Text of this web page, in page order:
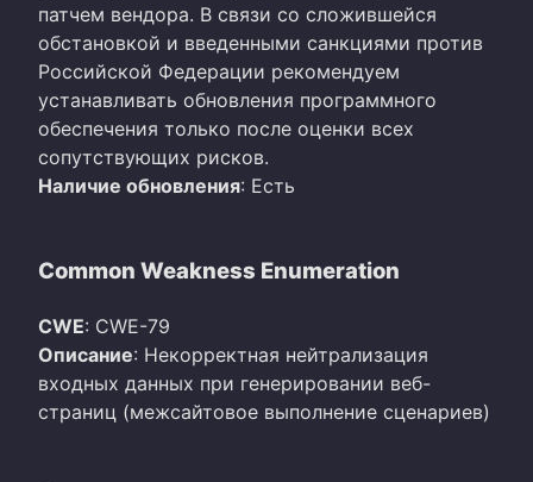
патчем вендора. В связи со сложившейся
обстановкой и введенными санкциями против
Российской Федерации рекомендуем
устанавливать обновления программного
обеспечения только после оценки всех
сопутствующих рисков.
Наличие обновления: Есть
Common Weakness Enumeration
CWE: CWE-79
Описание: Некорректная нейтрализация
входных данных при генерировании веб-
страниц (межсайтовое выполнение сценариев)